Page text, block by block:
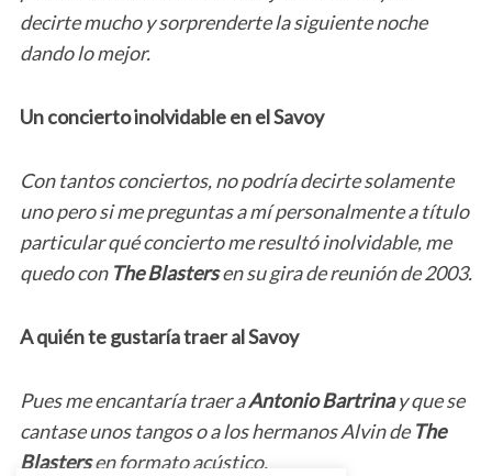
decirte mucho y sorprenderte la siguiente noche
dando lo mejor.
Un concierto inolvidable en el Savoy
Con tantos conciertos, no podría decirte solamente
uno pero si me preguntas a mí personalmente a título
particular qué concierto me resultó inolvidable, me
quedo con The Blastersen su gira de reunión de 2003.
A quién te gustaría traer al Savoy
Pues me encantaría traer aAntonio Bartrinay que se
cantase unos tangos o a los hermanos Alvin deThe
Blastersen formato acústico.